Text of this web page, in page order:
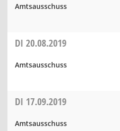
Amtsausschuss
DI 20.08.2019
Amtsausschuss
DI 17.09.2019
Amtsausschuss